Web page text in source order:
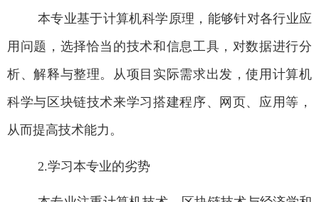
本专业基于计算机科学原理，能够针对各行业应
用问题，选择恰当的技术和信息工具，对数据进行分
析、解释与整理。从项目实际需求出发，使用计算机
科学与区块链技术来学习搭建程序、网页、应用等，
从而提高技术能力。
2.学习本专业的劣势